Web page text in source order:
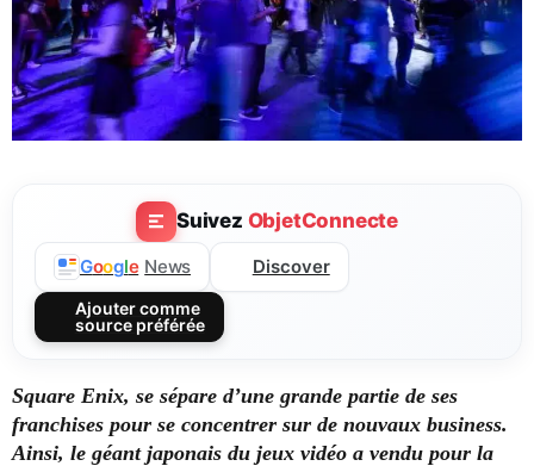
Suivez ObjetConnecte
Google News Discover
Ajouter comme
source préférée
Square Enix, se sépare d’une grande partie de ses
franchises pour se concentrer sur de nouvaux business.
Ainsi, le géant japonais du jeux vidéo a vendu pour la